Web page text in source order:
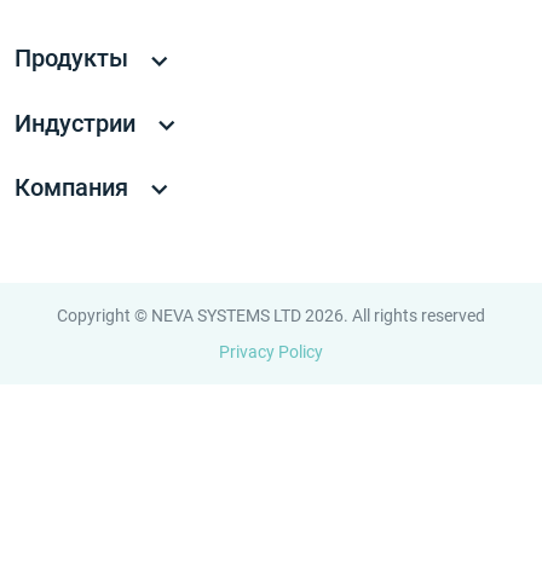
Продукты
Индустрии
Компания
Copyright © NEVA SYSTEMS LTD 2026. All rights reserved
Privacy Policy